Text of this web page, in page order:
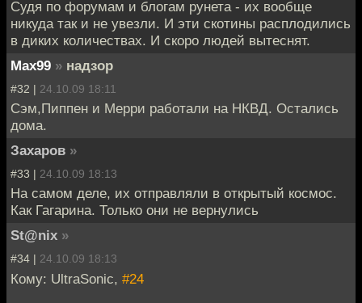
Судя по форумам и блогам рунета - их вообще
никуда так и не увезли. И эти скотины расплодились
в диких количествах. И скоро людей вытеснят.
Max99 » надзор
#32 | 24.10.09 18:11
Сэм,Пиппен и Мерри работали на НКВД. Остались
дома.
Захаров »
#33 | 24.10.09 18:13
На самом деле, их отправляли в открытый космос.
Как Гагарина. Только они не вернулись
St@nix »
#34 | 24.10.09 18:13
Кому: UltraSonic, #24